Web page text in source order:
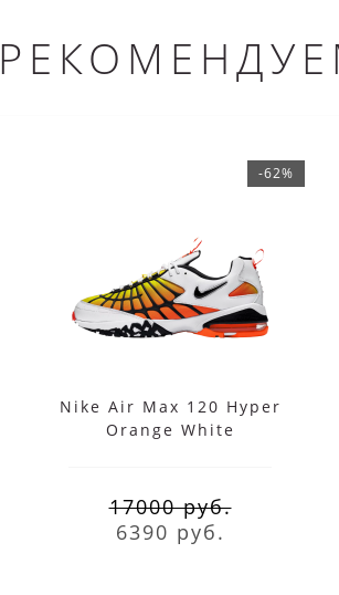
-62%
Nike Air Max 120 Hyper
Orange White
17000 руб.
6390 руб.